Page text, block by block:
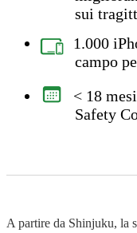
sui
1.000
campo
< 18
Safety
A partire da Shinjuku, la